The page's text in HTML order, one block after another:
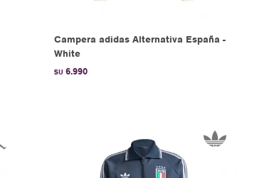
Campera adidas Alternativa España -
White
$U 6.990